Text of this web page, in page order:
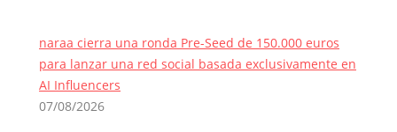
naraa cierra una ronda Pre-Seed de 150.000 euros
para lanzar una red social basada exclusivamente en
AI Influencers
07/08/2026